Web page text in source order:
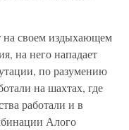
на своем издыхающем
на него нападает
по разумению
на шахтах, где
работали и в
Алого